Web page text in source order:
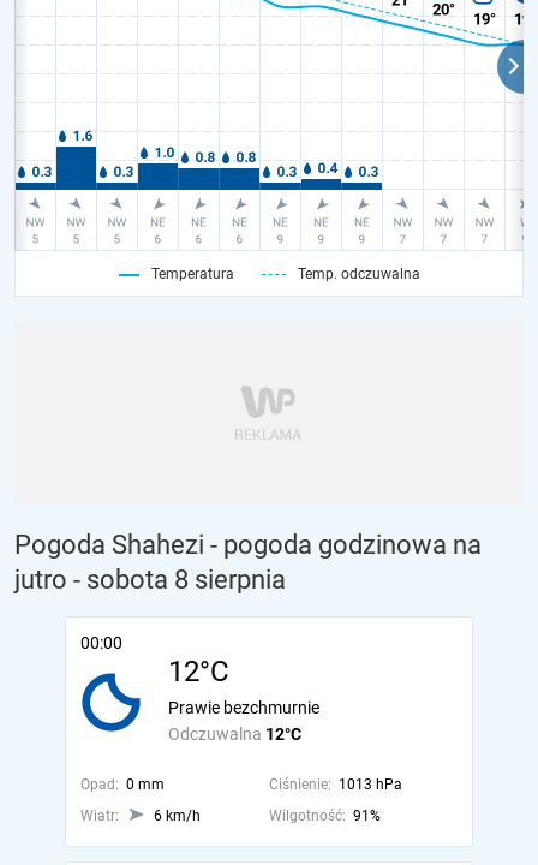
Temperatura Temp. odczuwalna
Pogoda Shahezi - pogoda godzinowa na
jutro - sobota 8 sierpnia
00:00
12°C
Odczuwalna 12°C
Prawie bezchmurnie
Opad: 0 mm Ciśnienie: 1013 hPa
Wiatr:
6 km/h Wilgotność: 91%